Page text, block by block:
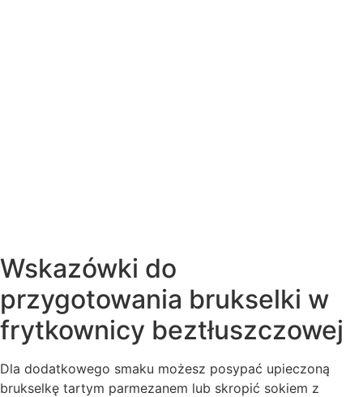
Wskazówki do
przygotowania brukselki w
frytkownicy beztłuszczowej
Dla dodatkowego smaku możesz posypać upieczoną
brukselkę tartym parmezanem lub skropić sokiem z